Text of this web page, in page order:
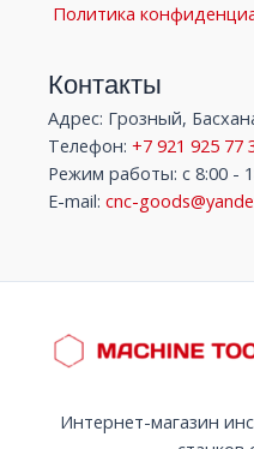
Политика
Контакты
Адрес: Грозный,
Телефон: +7 921 925 77
Режим работы: с 8:00 -
E-mail: cnc-
Интернет-магазин